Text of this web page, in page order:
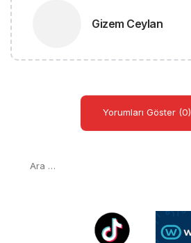
Gizem Ceylan
Yorumları Göster (0)